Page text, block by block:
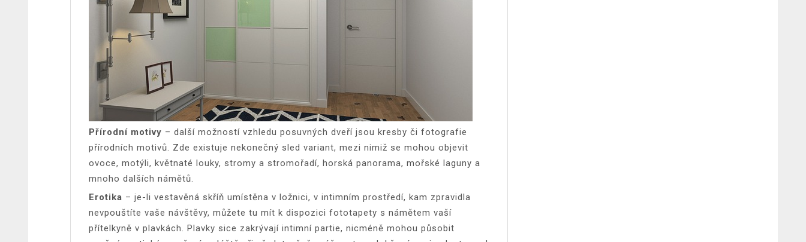
Přírodní motivy – další možností vzhledu posuvných dveří jsou kresby či fotografie
přírodních motivů. Zde existuje nekonečný sled variant, mezi nimiž se mohou objevit
ovoce, motýli, květnaté louky, stromy a stromořadí, horská panorama, mořské laguny a
mnoho dalších námětů.
Erotika – je-li vestavěná skříň umístěna v ložnici, v intimním prostředí, kam zpravidla
nevpouštíte vaše návštěvy, můžete tu mít k dispozici fototapety s námětem vaší
přítelkyně v plavkách. Plavky sice zakrývají intimní partie, nicméně mohou působit